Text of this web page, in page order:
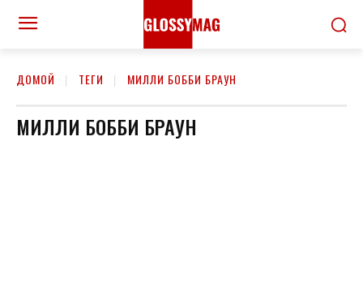
ДОМОЙ ТЕГИ МИЛЛИ БОББИ БРАУН
МИЛЛИ БОББИ БРАУН